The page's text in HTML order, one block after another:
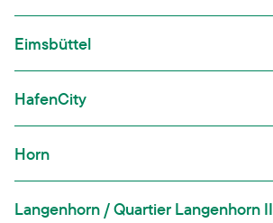
Eimsbüttel
HafenCity
Horn
Langenhorn / Quartier Langenhorn II